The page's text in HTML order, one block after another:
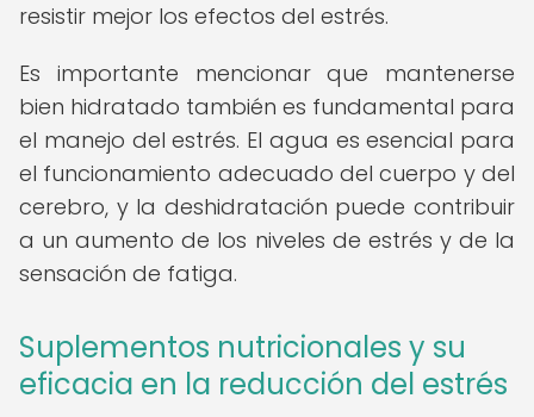
resistir mejor los efectos del estrés.
Es importante mencionar que mantenerse
bien hidratado también es fundamental para
el manejo del estrés. El agua es esencial para
el funcionamiento adecuado del cuerpo y del
cerebro, y la deshidratación puede contribuir
a un aumento de los niveles de estrés y de la
sensación de fatiga.
Suplementos nutricionales y su
eficacia en la reducción del estrés